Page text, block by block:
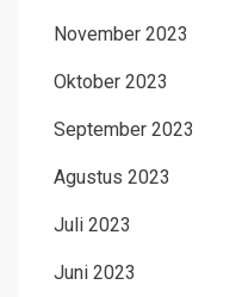
November 2023
Oktober 2023
September 2023
Agustus 2023
Juli 2023
Juni 2023